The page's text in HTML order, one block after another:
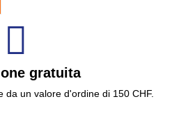
gratuita
da un valore d'ordine di 150 CHF.